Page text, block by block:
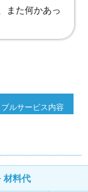
てましたがい
った。ありが
ルサービス内容
材料代